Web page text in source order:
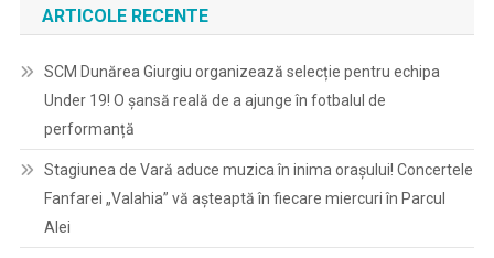
ARTICOLE RECENTE
SCM Dunărea Giurgiu organizează selecție pentru echipa
Under 19! O șansă reală de a ajunge în fotbalul de
performanță
Stagiunea de Vară aduce muzica în inima orașului! Concertele
Fanfarei „Valahia” vă așteaptă în fiecare miercuri în Parcul
Alei